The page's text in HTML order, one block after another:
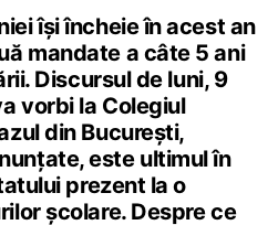
își încheie în acest an
mandate a câte 5 ani
Discursul de luni, 9
vorbi la Colegiul
din București,
este ultimul în
prezent la o
școlare. Despre ce